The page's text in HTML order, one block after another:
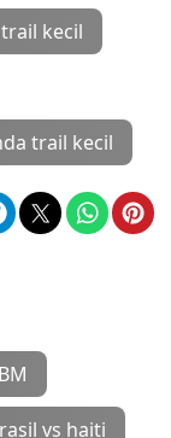
kecil
trail kecil
vs haiti